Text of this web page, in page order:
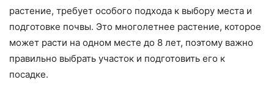
растение, требует особого подхода к выбору места и
подготовке почвы. Это многолетнее растение, которое
может расти на одном месте до 8 лет, поэтому важно
правильно выбрать участок и подготовить его к
посадке.